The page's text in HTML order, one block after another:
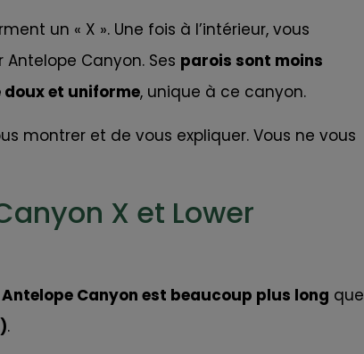
un « X ». Une fois à l’intérieur, vous
Canyon. Ses parois sont moins
et uniforme, unique à ce canyon.
montrer et de vous expliquer. Vous ne vous
X et Lower
Antelope Canyon est beaucoup plus long que
.